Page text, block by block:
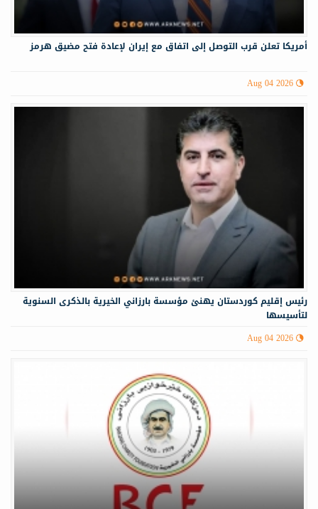
أمريكا تعلن قرب التوصل إلى اتفاق مع إيران لإعادة فتح مضيق هرمز
Aug 04 2026
رئيس إقليم كوردستان يهنئ مؤسسة بارزاني الخيرية بالذكرى السنوية
لتأسيسها
Aug 04 2026